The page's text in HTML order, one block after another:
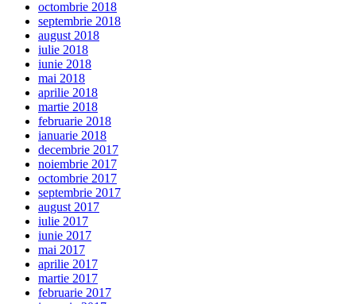
octombrie 2018
septembrie 2018
august 2018
iulie 2018
iunie 2018
mai 2018
aprilie 2018
martie 2018
februarie 2018
ianuarie 2018
decembrie 2017
noiembrie 2017
octombrie 2017
septembrie 2017
august 2017
iulie 2017
iunie 2017
mai 2017
aprilie 2017
martie 2017
februarie 2017